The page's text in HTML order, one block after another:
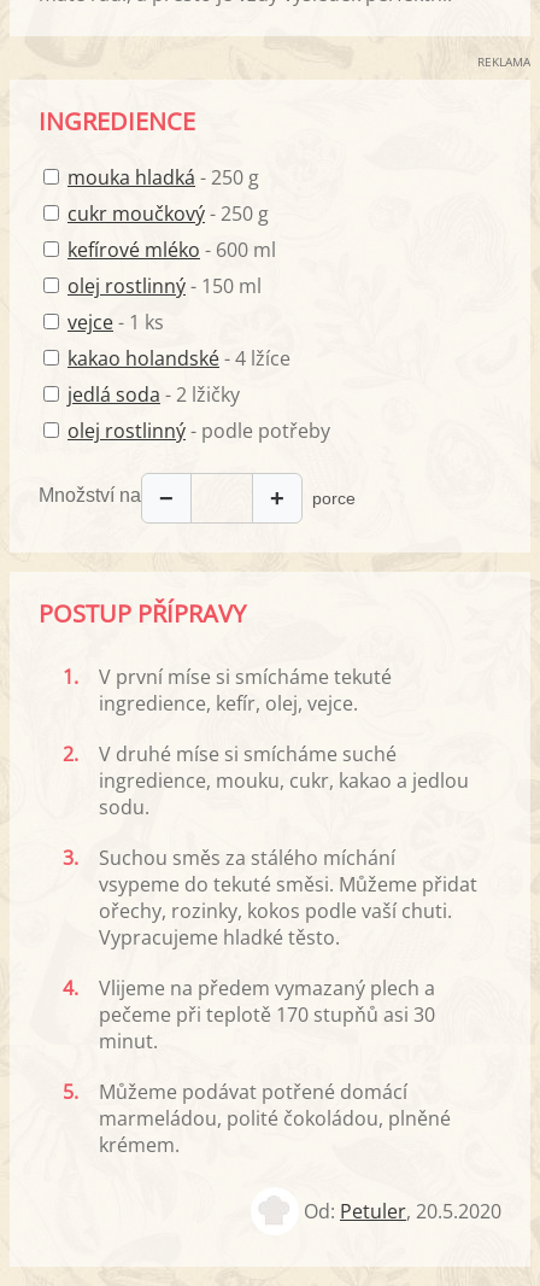
REKLAMA
INGREDIENCE
mouka hladká - 250 g
cukr moučkový- 250 g
kefírové mléko - 600 ml
olej rostlinný- 150 ml
vejce- 1 ks
kakao holandské- 4 lžíce
jedlá soda - 2 lžičky
olej rostlinný- podle potřeby
Množství na − + porce
POSTUP PŘÍPRAVY
1.
V první míse si smícháme tekuté
ingredience, kefír, olej, vejce.
2.
V druhé míse si smícháme suché
ingredience, mouku, cukr, kakao a jedlou
sodu.
3.
Suchou směs za stálého míchání
vsypeme do tekuté směsi. Můžeme přidat
ořechy, rozinky, kokos podle vaší chuti.
Vypracujeme hladké těsto.
4.
Vlijeme na předem vymazaný plech a
pečeme při teplotě 170 stupňů asi 30
minut.
5.
Můžeme podávat potřené domácí
marmeládou, polité čokoládou, plněné
krémem.
Od: Petuler, 20.5.2020